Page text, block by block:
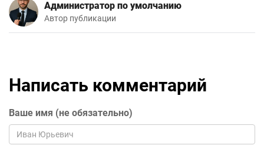
Администратор по умолчанию
Автор публикации
Написать комментарий
Ваше имя (не обязательно)